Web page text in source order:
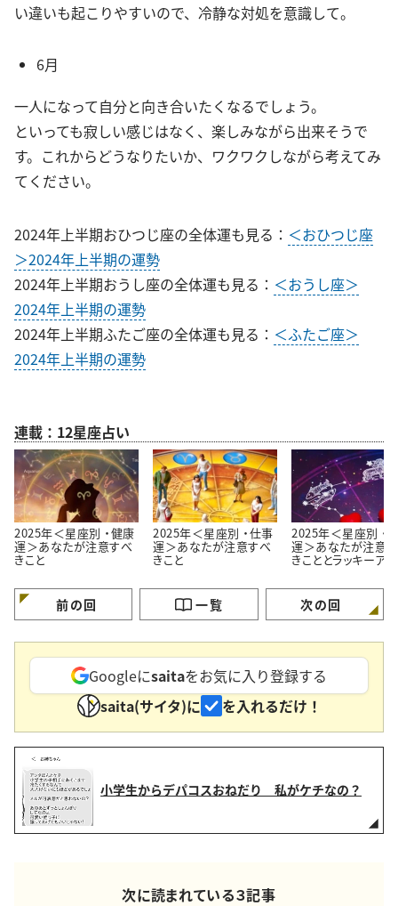
い違いも起こりやすいので、冷静な対処を意識して。
6月
一人になって自分と向き合いたくなるでしょう。
といっても寂しい感じはなく、楽しみながら出来そうで
す。これからどうなりたいか、ワクワクしながら考えてみ
てください。
2024年上半期おひつじ座の全体運も見る： ＜おひつじ座
＞2024年上半期の運勢
2024年上半期おうし座の全体運も見る： ＜おうし座＞
2024年上半期の運勢
2024年上半期ふたご座の全体運も見る： ＜ふたご座＞
2024年上半期の運勢
連載：12星座占い
2025年＜星座別 ・健康
運＞あなたが注意すべ
きこと
2025年＜星座別 ・仕事
運＞あなたが注意すべ
きこと
2025年＜星座別 ・
運＞あなたが注意
きこととラッキーア
ます！」
前の回 一覧 次の回
Googleにsaitaをお気に入り登録する
saita(サイタ)に
を入れるだけ！
小学生からデパコスおねだり 私がケチなの？
次に読まれている３記事